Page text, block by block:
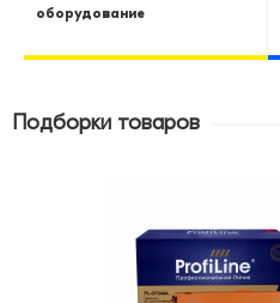
оборудование
Подборки товаров